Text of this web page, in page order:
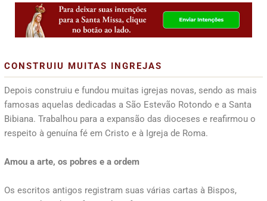
CONSTRUIU MUITAS INGREJAS
Depois construiu e fundou muitas igrejas novas, sendo as mais
famosas aquelas dedicadas a São Estevão Rotondo e a Santa
Bibiana. Trabalhou para a expansão das dioceses e reafirmou o
respeito à genuína fé em Cristo e à Igreja de Roma.
Amou a arte, os pobres e a ordem
Os escritos antigos registram suas várias cartas à Bispos,